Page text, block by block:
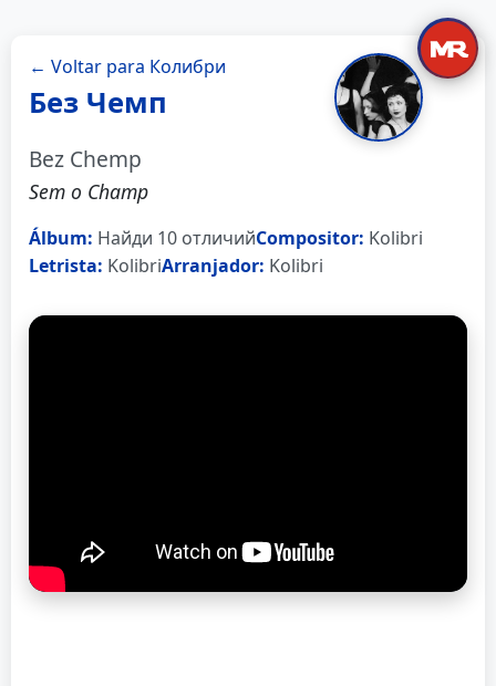
← Voltar para Колибри
Без Чемп
Bez Chemp
Sem o Champ
Álbum: Найди 10 отличийCompositor: Kolibri
Letrista: KolibriArranjador: Kolibri